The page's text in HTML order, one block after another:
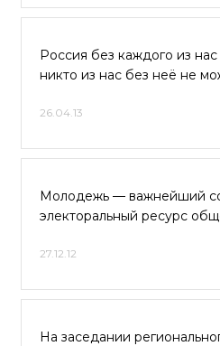
Россия без каждого из
никто из нас без неё не
26.04.13
Молодежь — важнейший
электоральный ресурс
27.12.12
На заседании